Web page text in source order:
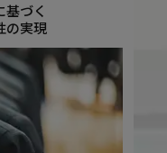
づく
の実現